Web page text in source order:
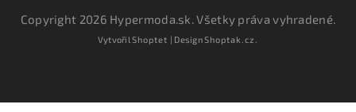
Copyright 2026 Hypermoda.sk. Všetky práva vyhradené.
VytvořilShoptet | DesignShoptak.cz.